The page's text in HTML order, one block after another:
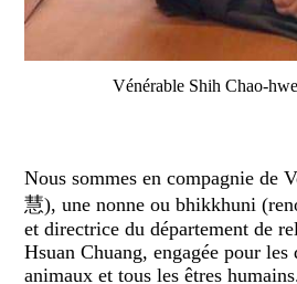
Vénérable Shih Chao-
Nous sommes en compagnie de
慧), une nonne ou bhikkhuni
et directrice du département de
Hsuan Chuang, engagée pour
animaux et tous les êtres